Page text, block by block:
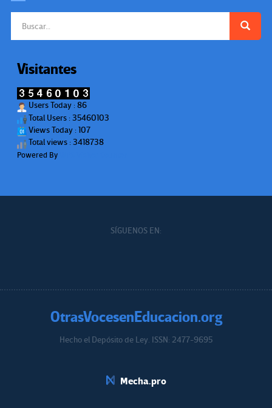
Visitantes
Users Today : 86
Total Users : 35460103
Views Today : 107
Total views : 3418738
Powered By
SÍGUENOS EN:
OtrasVocesenEducacion.org
Hecho el Depósito de Ley. ISSN: 2477-9695
Mecha.pro